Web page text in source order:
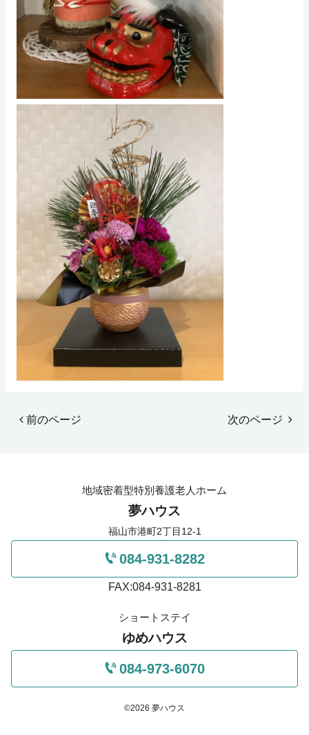
前のページ 次のページ
地域密着型特別養護老人ホーム
夢ハウス
福山市港町2丁目12-1
084-931-8282
FAX:084-931-8281
ショートステイ
ゆめハウス
084-973-6070
©2026 夢ハウス